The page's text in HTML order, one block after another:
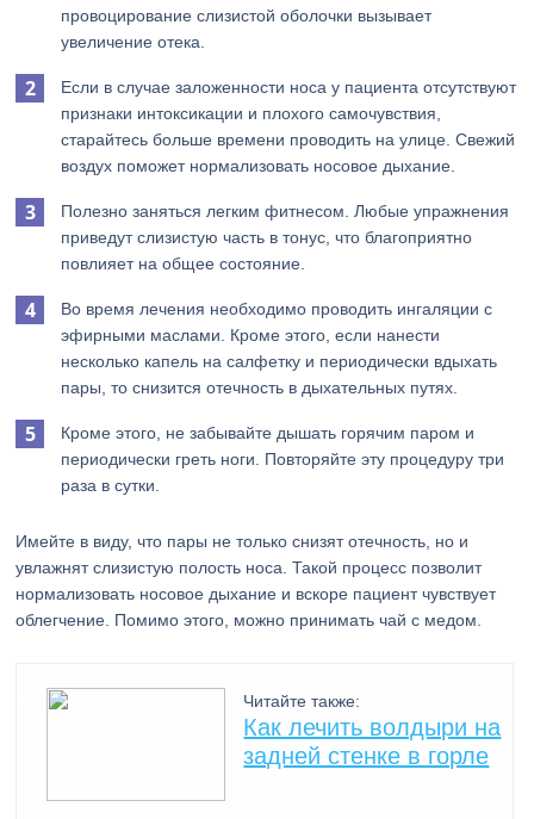
провоцирование слизистой оболочки вызывает
увеличение отека.
Если в случае заложенности носа у пациента отсутствуют
признаки интоксикации и плохого самочувствия,
старайтесь больше времени проводить на улице. Свежий
воздух поможет нормализовать носовое дыхание.
Полезно заняться легким фитнесом. Любые упражнения
приведут слизистую часть в тонус, что благоприятно
повлияет на общее состояние.
Во время лечения необходимо проводить ингаляции с
эфирными маслами. Кроме этого, если нанести
несколько капель на салфетку и периодически вдыхать
пары, то снизится отечность в дыхательных путях.
Кроме этого, не забывайте дышать горячим паром и
периодически греть ноги. Повторяйте эту процедуру три
раза в сутки.
Имейте в виду, что пары не только снизят отечность, но и
увлажнят слизистую полость носа. Такой процесс позволит
нормализовать носовое дыхание и вскоре пациент чувствует
облегчение. Помимо этого, можно принимать чай с медом.
Читайте также:
Как лечить волдыри на
задней стенке в горле